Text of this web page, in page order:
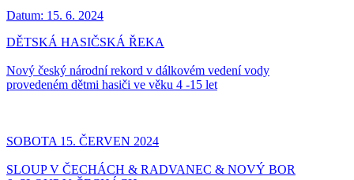
Datum: 15. 6. 2024
DĚTSKÁ HASIČSKÁ ŘEKA
Nový český národní rekord v dálkovém vedení vody
provedeném dětmi hasiči ve věku 4 -15 let
SOBOTA 15. ČERVEN 2024
SLOUP V ČECHÁCH & RADVANEC & NOVÝ BOR